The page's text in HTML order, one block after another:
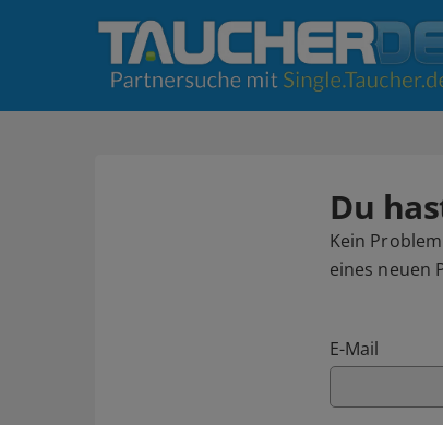
Du
Kein
eines neuen
E-Mail